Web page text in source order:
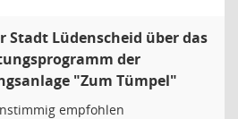
Stadt Lüdenscheid über das
der
"Zum Tümpel"
empfohlen